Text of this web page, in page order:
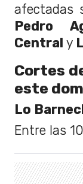
afectadas
Pedro
Central y
Cortes
este
Lo
Entre las